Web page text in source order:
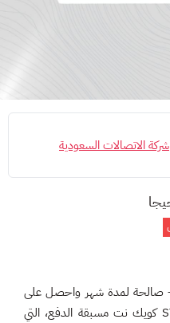
شركة الاتصالات السعودية
احصل على
، التي